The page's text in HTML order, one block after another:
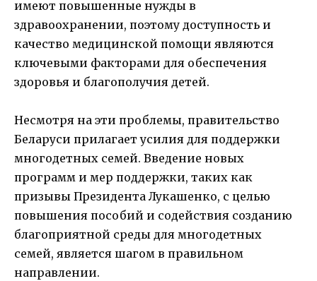
имеют повышенные нужды в
здравоохранении, поэтому доступность и
качество медицинской помощи являются
ключевыми факторами для обеспечения
здоровья и благополучия детей.
Несмотря на эти проблемы, правительство
Беларуси прилагает усилия для поддержки
многодетных семей. Введение новых
программ и мер поддержки, таких как
призывы Президента Лукашенко, с целью
повышения пособий и содействия созданию
благоприятной среды для многодетных
семей, является шагом в правильном
направлении.